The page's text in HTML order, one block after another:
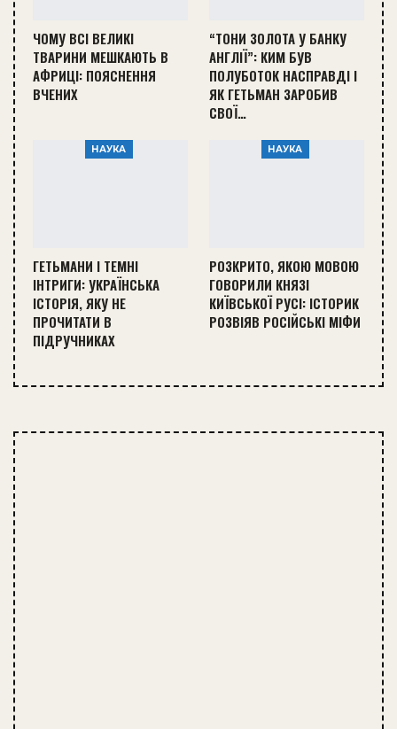
ЧОМУ ВСІ ВЕЛИКІ
ТВАРИНИ МЕШКАЮТЬ В
АФРИЦІ: ПОЯСНЕННЯ
ВЧЕНИХ
“ТОНИ ЗОЛОТА У БАНКУ
АНГЛІЇ”: КИМ БУВ
ПОЛУБОТОК НАСПРАВДІ І
ЯК ГЕТЬМАН ЗАРОБИВ
СВОЇ…
НАУКА
ГЕТЬМАНИ І ТЕМНІ
ІНТРИГИ: УКРАЇНСЬКА
ІСТОРІЯ, ЯКУ НЕ
ПРОЧИТАТИ В
ПІДРУЧНИКАХ
НАУКА
РОЗКРИТО, ЯКОЮ МОВОЮ
ГОВОРИЛИ КНЯЗІ
КИЇВСЬКОЇ РУСІ: ІСТОРИК
РОЗВІЯВ РОСІЙСЬКІ МІФИ